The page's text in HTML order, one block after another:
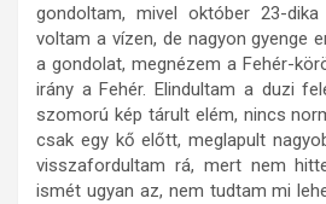
gondoltam, mivel október 23-
voltam a vízen, de nagyon gyenge
a gondolat, megnézem a Fehér-
irány a Fehér. Elindultam a duzi
szomorú kép tárult elém, nincs
csak egy kő előtt, meglapult
visszafordultam rá, mert nem
ismét ugyan az, nem tudtam mi